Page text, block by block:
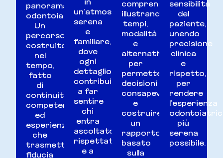
panorama
odontoiatrico.
Un
percorso
costruito
nel
tempo,
fatto
di
continuità,
competenza
ed
esperienza,
che
trasmette
fiducia
in
un’atmosfera
serena
e
familiare,
dove
ogni
dettaglio
contribuisce
a far
sentire
chi
entra
ascoltato,
rispettato
e a
comprensibile,
illustrando
tempi,
modalità
e
alternative,
per
permettere
decisioni
consapevoli
e
costruire
un
rapporto
basato
sulla
sensibilità
del
paziente,
unendo
precisione
clinica
e
rispetto,
per
rendere
l’esperienza
più
serena
possibile.